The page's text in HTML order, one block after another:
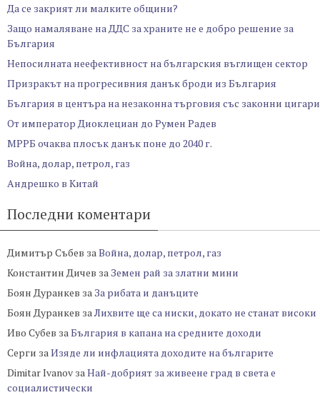
Да се закрият ли малките общини?
Защо намаляване на ДДС за храните не е добро решение за
България
Непосилната неефективност на българския въглищен сектор
Призракът на прогресивния данък броди из България
България в центъра на незаконна търговия със законни цигари
От император Диоклециан до Румен Радев
МРРБ очаква плосък данък поне до 2040 г.
Война, долар, петрол, газ
Андрешко в Китай
Последни коментари
Димитър Събев за Война, долар, петрол, газ
Константин Дичев за Земен рай за златни мини
Боян Дуранкев за За рибата и данъците
Боян Дуранкев заЛихвите ще са ниски, докато не станат високи
Иво Субев за България в капана на средните доходи
Серги за Изяде ли инфлацията доходите на българите
Dimitar Ivanov за Най-добрият за живеене град в света е
социалистически